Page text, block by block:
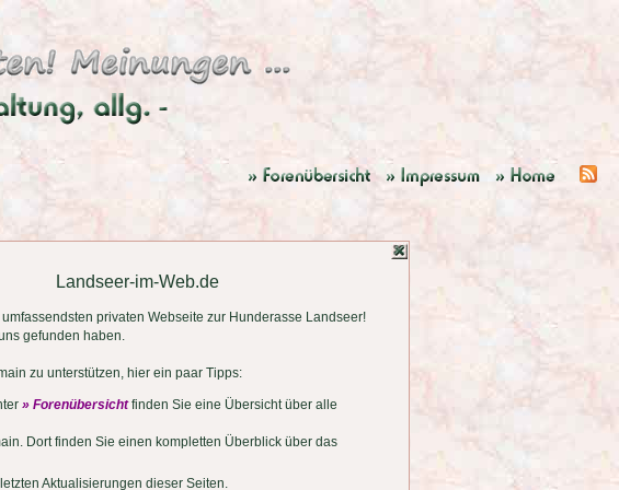
Landseer-im-Web.de
privaten Webseite zur Hunderasse Landseer!
gefunden haben.
zu unterstützen, hier ein paar Tipps:
» Forenübersichtfinden Sie eine Übersicht über alle
Dort finden Sie einen kompletten Überblick über das
Aktualisierungen dieser Seiten.